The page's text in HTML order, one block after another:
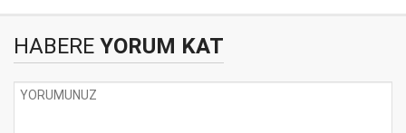
HABERE YORUM KAT